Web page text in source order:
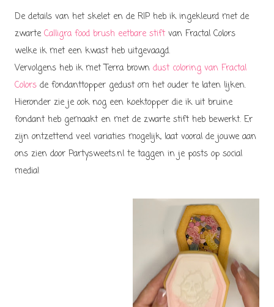
De details van het skelet en de RIP heb ik ingekleurd met de
zwarte Calligra food brush eetbare stift van Fractal Colors
welke ik met een kwast heb uitgevaagd.
Vervolgens heb ik met Terra brown dust coloring van Fractal
Colors de fondanttopper gedust om het ouder te laten lijken.
Hieronder zie je ook nog een koektopper die ik uit bruine
fondant heb gemaakt en met de zwarte stift heb bewerkt. Er
zijn ontzettend veel variaties mogelijk, laat vooral de jouwe aan
ons zien door Partysweets.nl te taggen in je posts op social
media!